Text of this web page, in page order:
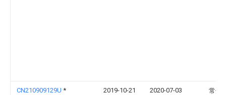
CN210909129U * 2019-10-21 2020-07-03
常州